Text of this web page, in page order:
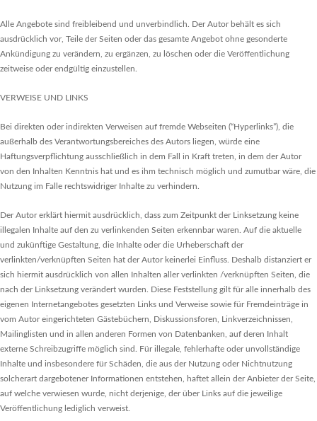
Alle Angebote sind freibleibend und unverbindlich. Der Autor behält es sich
ausdrücklich vor, Teile der Seiten oder das gesamte Angebot ohne gesonderte
Ankündigung zu verändern, zu ergänzen, zu löschen oder die Veröffentlichung
zeitweise oder endgültig einzustellen.
VERWEISE UND LINKS
Bei direkten oder indirekten Verweisen auf fremde Webseiten (“Hyperlinks”), die
außerhalb des Verantwortungsbereiches des Autors liegen, würde eine
Haftungsverpflichtung ausschließlich in dem Fall in Kraft treten, in dem der Autor
von den Inhalten Kenntnis hat und es ihm technisch möglich und zumutbar wäre, die
Nutzung im Falle rechtswidriger Inhalte zu verhindern.
Der Autor erklärt hiermit ausdrücklich, dass zum Zeitpunkt der Linksetzung keine
illegalen Inhalte auf den zu verlinkenden Seiten erkennbar waren. Auf die aktuelle
und zukünftige Gestaltung, die Inhalte oder die Urheberschaft der
verlinkten/verknüpften Seiten hat der Autor keinerlei Einfluss. Deshalb distanziert er
sich hiermit ausdrücklich von allen Inhalten aller verlinkten /verknüpften Seiten, die
nach der Linksetzung verändert wurden. Diese Feststellung gilt für alle innerhalb des
eigenen Internetangebotes gesetzten Links und Verweise sowie für Fremdeinträge in
vom Autor eingerichteten Gästebüchern, Diskussionsforen, Linkverzeichnissen,
Mailinglisten und in allen anderen Formen von Datenbanken, auf deren Inhalt
externe Schreibzugriffe möglich sind. Für illegale, fehlerhafte oder unvollständige
Inhalte und insbesondere für Schäden, die aus der Nutzung oder Nichtnutzung
solcherart dargebotener Informationen entstehen, haftet allein der Anbieter der Seite,
auf welche verwiesen wurde, nicht derjenige, der über Links auf die jeweilige
Veröffentlichung lediglich verweist.